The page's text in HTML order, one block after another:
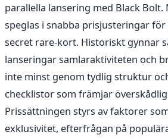
parallella lansering med Black
speglas i snabba prisjusteringar
secret rare-kort. Historiskt gynnar
lanseringar samlaraktiviteten och
inte minst genom tydlig struktur
checklistor som främjar
Prissättningen styrs av faktorer
exklusivitet, efterfrågan på